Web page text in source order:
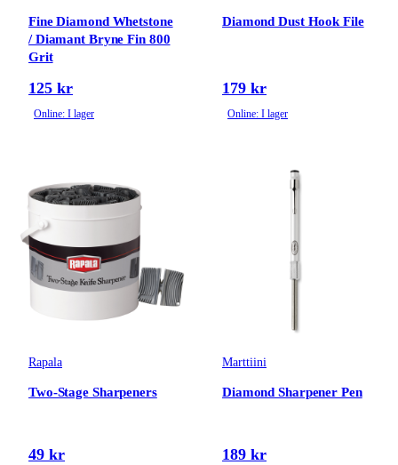
Spöhållare &
Spöställ
Rod pods, Rod
rests & Banksticks
Fine Diamond Whetstone
/ Diamant Bryne Fin 800
Grit
125 kr
Online: I lager
Diamond Dust Hook File
179 kr
Online: I lager
Rapala
Two-Stage Sharpeners
49 kr
Marttiini
Diamond Sharpener Pen
189 kr